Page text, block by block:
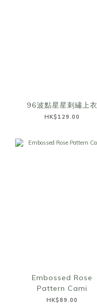
96波點星星刺繡上衣
HK$129.00
Embossed Rose
Pattern Cami
HK$89.00